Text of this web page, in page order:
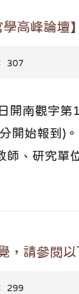
高峰論壇
307
開南觀字
開始報到)
師、研究
，請參閱
299